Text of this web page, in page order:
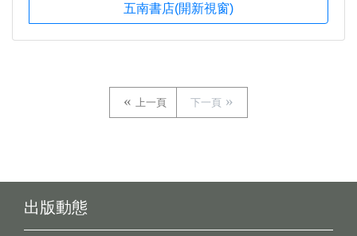
五南書店(開新視窗)
上一頁 下一頁
出版動態